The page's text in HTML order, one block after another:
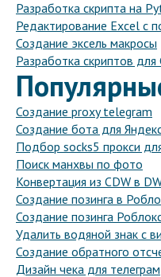
Разработка скрипта на
Редактирование Excel с
Создание эксель макросы
Разработка скриптов для
Создание proxy telegram
Создание бота для
Подбор socks5 прокси
Поиск манхвы по фото
Конвертация из CDW в
Создание позинга в
Создание позинга
Удалить водяной знак с
Создание обратного
Дизайн чека для телеграм